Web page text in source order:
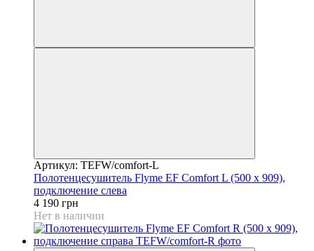
Артикул: TEFW/comfort-L
Полотенцесушитель Flyme EF Comfort L (500 х 909),
подключение слева
4 190 грн
Нет в наличии